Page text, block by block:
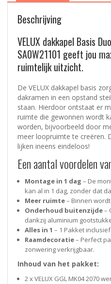
aantal
Beschrijving
VELUX dakkapel Basis
SA0W21101 geeft jou
ruimtelijk uitzicht.
De VELUX dakkapel basis
dakramen in een opstand
staan. Hierdoor ontstaat er
ruimte die gewonnen wordt
worden, bijvoorbeeld door
meer loopruimte te creëren.
lijken ineens eindeloos!
Een aantal voordelen
Montage in 1 dag – De
kan al in 1 dag, zonder dat
Meer ruimte– Binnen
Onderhoud buitenzijde–
dankzij aluminium
Alles in 1 – 1 Pakket
Raamdecoratie– Perfect
zonwering verkrijgbaar.
Inhoud van het pakket:
2 x VELUX GGL MK04 2070